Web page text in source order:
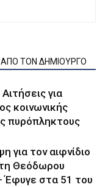
ΑΠΟ ΤΟΝ ΔΗΜΙΟΥΡΓΟ
για
κοινωνικής
πυρόπληκτους
για τον αιφνίδιο
Θεόδωρου
Έφυγε στα 51 του